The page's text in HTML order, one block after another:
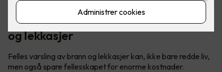
Elotec varsler fellesskapet om brann
og lekkasjer
Felles varsling av brann og lekkasjer kan, ikke bare redde liv,
men også spare fellesskapet for enorme kostnader.